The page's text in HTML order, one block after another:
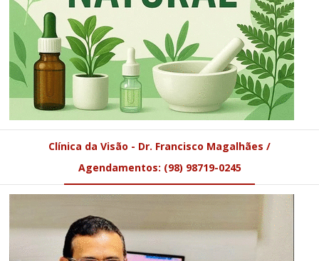
Clínica da Visão - Dr. Francisco Magalhães /
Agendamentos: (98) 98719-0245